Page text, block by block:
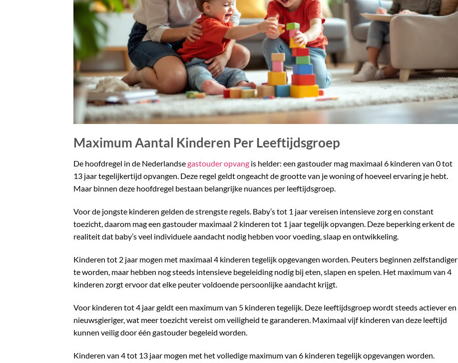
Maximum Aantal Kinderen Per Leeftijdsgroep
De hoofdregel in de Nederlandsegastouder opvang is helder: een gastouder mag maximaal 6 kinderen van 0 tot
13 jaar tegelijkertijd opvangen. Deze regel geldt ongeacht de grootte van je woning of hoeveel ervaring je hebt.
Maar binnen deze hoofdregel bestaan belangrijke nuances per leeftijdsgroep.
Voor de jongste kinderen gelden de strengste regels. Baby’s tot 1 jaar vereisen intensieve zorg en constant
toezicht, daarom mag een gastouder maximaal 2 kinderen tot 1 jaar tegelijk opvangen. Deze beperking erkent de
realiteit dat baby’s veel individuele aandacht nodig hebben voor voeding, slaap en ontwikkeling.
Kinderen tot 2 jaar mogen met maximaal 4 kinderen tegelijk opgevangen worden. Peuters beginnen zelfstandiger
te worden, maar hebben nog steeds intensieve begeleiding nodig bij eten, slapen en spelen. Het maximum van 4
kinderen zorgt ervoor dat elke peuter voldoende persoonlijke aandacht krijgt.
Voor kinderen tot 4 jaar geldt een maximum van 5 kinderen tegelijk. Deze leeftijdsgroep wordt steeds actiever en
nieuwsgieriger, wat meer toezicht vereist om veiligheid te garanderen. Maximaal vijf kinderen van deze leeftijd
kunnen veilig door één gastouder begeleid worden.
Kinderen van 4 tot 13 jaar mogen met het volledige maximum van 6 kinderen tegelijk opgevangen worden.